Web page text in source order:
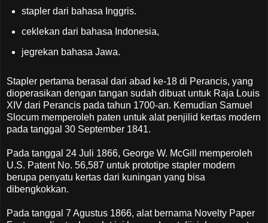
stapler dari bahasa Inggris.
ceklekan dari bahasa Indonesia,
jegrekan bahasa Jawa.
Stapler pertama berasal dari abad ke-18 di Perancis, yang
dioperasikan dengan tangan sudah dibuat untuk Raja Louis
XIV dari Perancis pada tahun 1700-an. Kemudian Samuel
Slocum memperoleh paten untuk alat penjilid kertas modern
pada tanggal 30 September 1841.
Pada tanggal 24 Juli 1866, George W. McGill memperoleh
U.S. Patent No. 56,587 untuk prototipe stapler modern
berupa penyatu kertas dari kuningan yang bisa
dibengkokkan.
Pada tanggal 7 Agustus 1866, alat bernama Novelty Paper